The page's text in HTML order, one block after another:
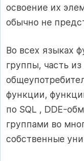
освоение их
обычно не
Во всех языках
группы, часть
функции,
по SQL , DDE-
группами во
собственные